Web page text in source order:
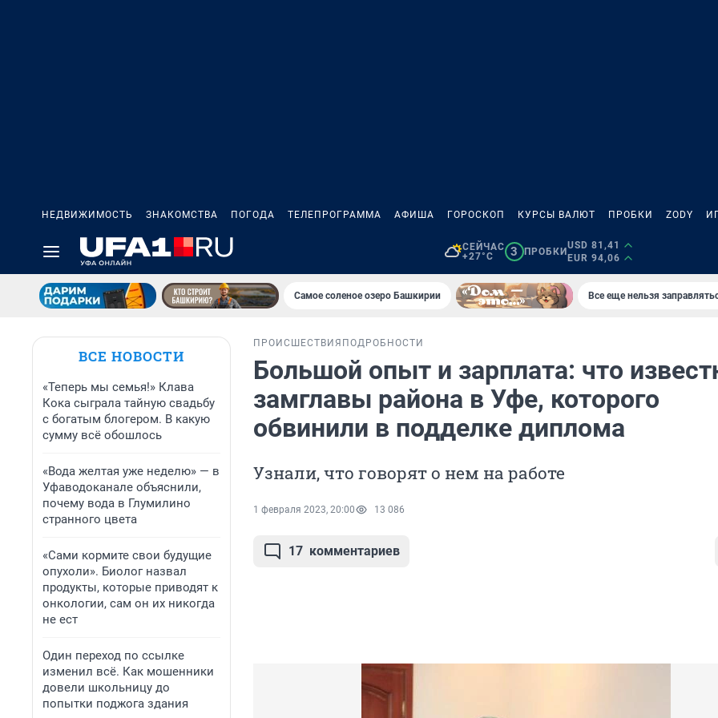
НЕДВИЖИМОСТЬ ЗНАКОМСТВА ПОГОДА ТЕЛЕПРОГРАММА АФИША ГОРОСКОП КУРСЫ ВАЛЮТ ПРОБКИ ZODY
СЕЙЧАС
+27°C
3 ПРОБКИ
USD 81,41
EUR 94,06
Самое соленое озеро Башкирии Все еще нельзя
ВСЕ НОВОСТИ
«Теперь мы семья!» Клава
Кока сыграла тайную свадьбу
с богатым блогером. В какую
сумму всё обошлось
«Вода желтая уже неделю» — в
Уфаводоканале объяснили,
почему вода в Глумилино
странного цвета
«Сами кормите свои будущие
опухоли». Биолог назвал
продукты, которые приводят к
онкологии, сам он их никогда
не ест
Один переход по ссылке
изменил всё. Как мошенники
довели школьницу до
попытки поджога здания
ПРОИСШЕСТВИЯ ПОДРОБНОСТИ
Большой опыт и зарплата: что
замглавы района в Уфе, которого
обвинили в подделке диплома
Узнали, что говорят о нем на работе
1 февраля 2023, 20:00 13 086
17 комментариев